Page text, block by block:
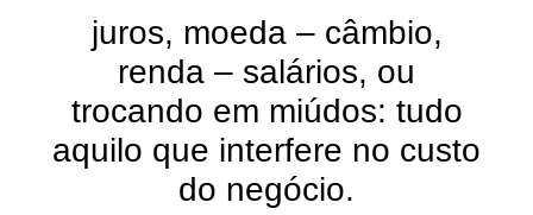
juros, moeda – câmbio,
renda – salários, ou
trocando em miúdos: tudo
aquilo que interfere no custo
do negócio.